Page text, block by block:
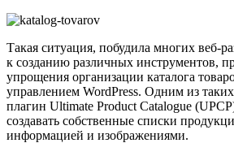
Такая ситуация, побудила многих веб-
к созданию различных инструментов,
упрощения организации каталога
управлением WordPress. Одним из
плагин Ultimate Product Catalogue
создавать собственные списки
информацией и изображениями.